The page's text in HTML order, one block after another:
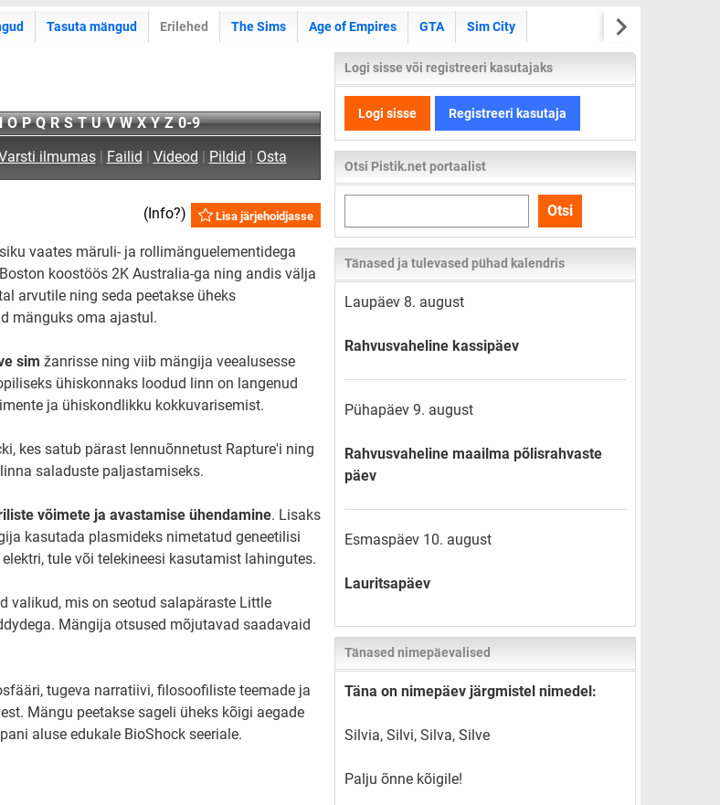
Tasuta mängud Erilehed The Sims Age of Empires GTA Sim City
O P Q R S T U V W X Y Z 0-9
ilmumas| Failid | Videod | Pildid | Osta
Lisa järjehoidjasse
(Info?)
vaates märuli- ja rollimänguelementidega
koostöös 2K Australia-ga ning andis välja
arvutile ning seda peetakse üheks
mänguks oma ajastul.
sim žanrisse ning viib mängija veealusesse
ühiskonnaks loodud linn on langenud
ja ühiskondlikku kokkuvarisemist.
kes satub pärast lennuõnnetust Rapture'i ning
saladuste paljastamiseks.
võimete ja avastamise ühendamine. Lisaks
kasutada plasmideks nimetatud geneetilisi
tule või telekineesi kasutamist lahingutes.
valikud, mis on seotud salapäraste Little
Mängija otsused mõjutavad saadavaid
tugeva narratiivi, filosoofiliste teemade ja
Mängu peetakse sageli üheks kõigi aegade
aluse edukale BioShock seeriale.
Logi sisse või registreeri kasutajaks
Logi sisse Registreeri kasutaja
Otsi Pistik.net portaalist
kogu
lehelt
Otsi
Tänased ja tulevased pühad kalendris
Laupäev 8. august
Rahvusvaheline kassipäev
Pühapäev 9. august
Rahvusvaheline maailma põlisrahvaste
päev
Esmaspäev 10. august
Lauritsapäev
Tänased nimepäevalised
Täna on nimepäev järgmistel nimedel:
Silvia, Silvi, Silva, Silve
Palju õnne kõigile!